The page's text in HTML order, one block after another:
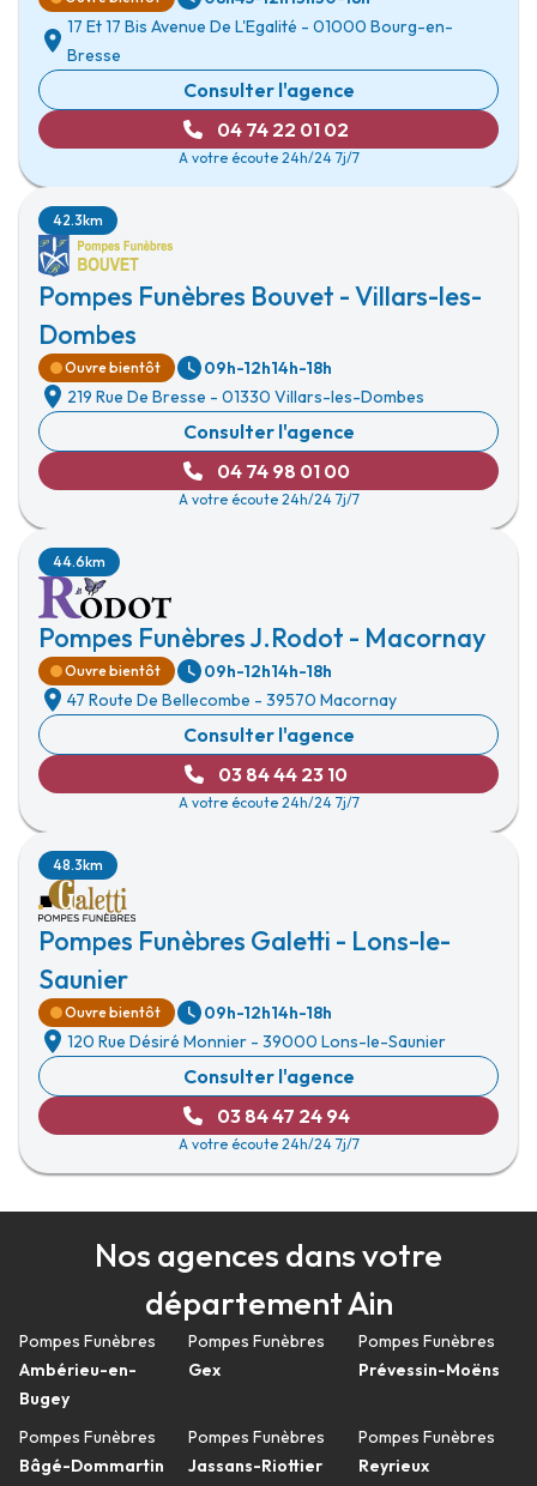
17 Et 17 Bis Avenue De L'Egalité - 01000 Bourg-en-
Bresse
Consulter l'agence
04 74 22 01 02
A votre écoute 24h/24 7j/7
Pompes Funèbres Bouvet - Villars-les-
Dombes
42.3km
Ouvre bientôt 09h-12h14h-18h
219 Rue De Bresse - 01330 Villars-les-Dombes
Consulter l'agence
04 74 98 01 00
A votre écoute 24h/24 7j/7
Pompes Funèbres J.Rodot - Macornay
44.6km
Ouvre bientôt 09h-12h14h-18h
47 Route De Bellecombe - 39570 Macornay
Consulter l'agence
03 84 44 23 10
A votre écoute 24h/24 7j/7
Pompes Funèbres Galetti - Lons-le-
Saunier
48.3km
Ouvre bientôt 09h-12h14h-18h
120 Rue Désiré Monnier - 39000 Lons-le-Saunier
Consulter l'agence
03 84 47 24 94
A votre écoute 24h/24 7j/7
Nos agences dans votre
département Ain
Pompes Funèbres
Ambérieu-en-
Bugey
Pompes Funèbres
Bâgé-Dommartin
Pompes Funèbres
Gex
Pompes Funèbres
Jassans-Riottier
Pompes Funèbres
Prévessin-Moëns
Pompes Funèbres
Reyrieux